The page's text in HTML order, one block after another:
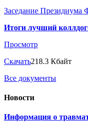
Заседание
Итоги лучший
Просмотр
Скачать218.3 Кбайт
Все документы
Новости
Информация о